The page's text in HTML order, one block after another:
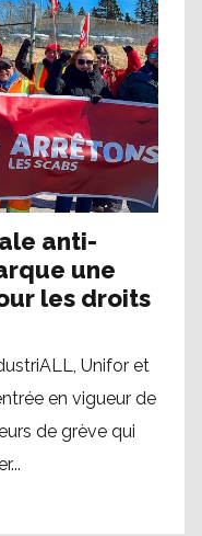
anti-
une
les droits
Unifor et
en vigueur de
de grève qui